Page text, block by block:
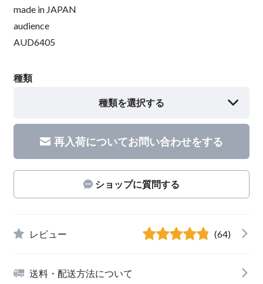
made in JAPAN
audience
AUD6405
種類
種類を選択する
再入荷についてお問い合わせをする
ショップに質問する
レビュー (64)
送料・配送方法について